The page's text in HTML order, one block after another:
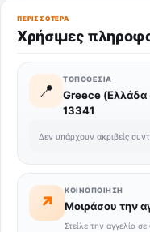
ΠΕΡΙΣΣΌΤΕΡΑ
Χρήσιμες
📍
ΤΟΠΟΘΕΣΊΑ
Greece
13341
Δεν υπάρχουν ακριβείς
↗
ΚΟΙΝΟΠΟΊΗΣΗ
Μοιράσου την
Στείλε την αγγελία